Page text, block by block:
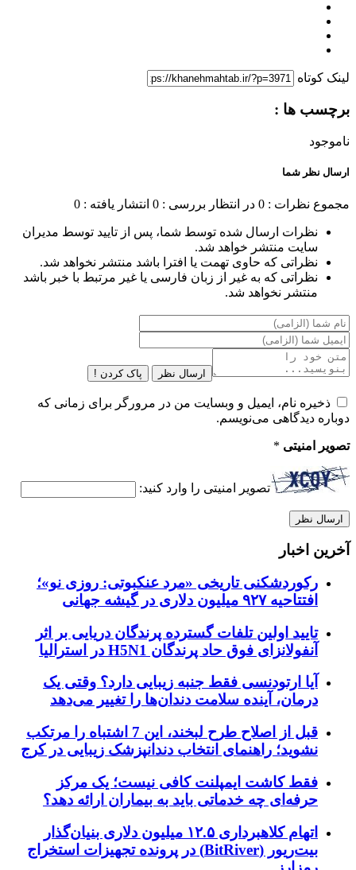
لینک کوتاه
برچسب ها :
ناموجود
ارسال نظر شما
مجموع نظرات : 0 در انتظار بررسی : 0 انتشار یافته : 0
نظرات ارسال شده توسط شما، پس از تایید توسط مدیران
سایت منتشر خواهد شد.
نظراتی که حاوی تهمت یا افترا باشد منتشر نخواهد شد.
نظراتی که به غیر از زبان فارسی یا غیر مرتبط با خبر باشد
منتشر نخواهد شد.
ارسال نظر پاک کردن !
ذخیره نام، ایمیل و وبسایت من در مرورگر برای زمانی که
دوباره دیدگاهی می‌نویسم.
تصویر امنیتی *
تصویر امنیتی را وارد کنید:
آخرین اخبار
رکوردشکنی تاریخی «مرد عنکبوتی: روزی نو»؛
افتتاحیه ۹۲۷ میلیون دلاری در گیشه جهانی
تایید اولین تلفات گسترده پرندگان دریایی بر اثر
آنفولانزای فوق حاد پرندگان H5N1 در استرالیا
آیا ارتودنسی فقط جنبه زیبایی دارد؟ وقتی یک
درمان، آینده سلامت دندان‌ها را تغییر می‌دهد
قبل از اصلاح طرح لبخند، این 7 اشتباه را مرتکب
نشوید؛ راهنمای انتخاب دندانپزشک زیبایی در کرج
فقط کاشت ایمپلنت کافی نیست؛ یک مرکز
حرفه‌ای چه خدماتی باید به بیماران ارائه دهد؟
اتهام کلاهبرداری ۱۲.۵ میلیون دلاری بنیان‌گذار
بیت‌ریور (BitRiver) در پرونده تجهیزات استخراج